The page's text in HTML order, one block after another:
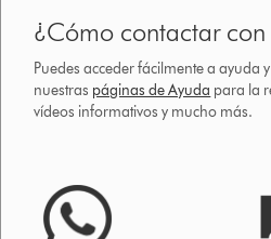
¿Cómo contactar con
Puedes acceder fácilmente a ayuda
nuestras páginas de Ayuda para la
vídeos informativos y mucho más.